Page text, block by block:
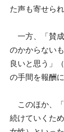
た声も寄せられ
一方、「賛成
のかからない
良いと思う」
の手間を報酬
このほか、「
続けていくた